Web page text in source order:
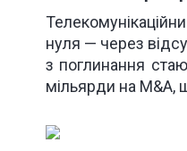
нуля — через
з поглинання
мільярди на M&A,